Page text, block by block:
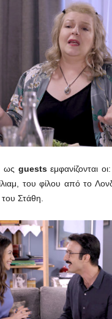
ως guestsεμφανίζονται
του φίλου από το
Στάθη.